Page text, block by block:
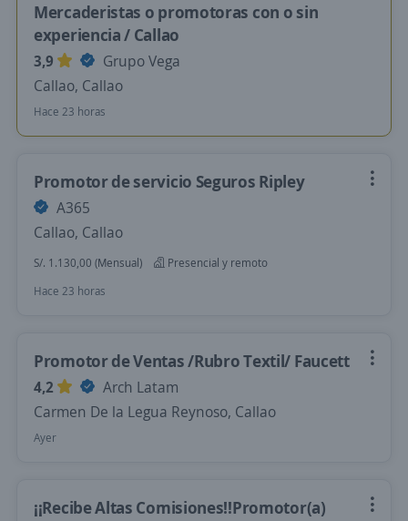
Mercaderistas o promotoras con o sin
experiencia / Callao
3,9
Grupo Vega
Callao, Callao
Hace 23 horas
Promotor de servicio Seguros Ripley
A365
Callao, Callao
S/. 1.130,00 (Mensual)
Presencial y remoto
Hace 23 horas
Promotor de Ventas /Rubro Textil/ Faucett
4,2
Arch Latam
Carmen De la Legua Reynoso, Callao
Ayer
¡¡Recibe Altas Comisiones!!Promotor(a)